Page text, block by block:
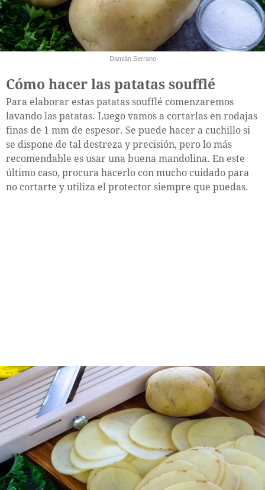
Damián Serrano
Cómo hacer las patatas soufflé
Para elaborar estas patatas soufflé comenzaremos
lavando las patatas. Luego vamos a cortarlas en rodajas
finas de 1 mm de espesor. Se puede hacer a cuchillo si
se dispone de tal destreza y precisión, pero lo más
recomendable es usar una buena mandolina. En este
último caso, procura hacerlo con mucho cuidado para
no cortarte y utiliza el protector siempre que puedas.